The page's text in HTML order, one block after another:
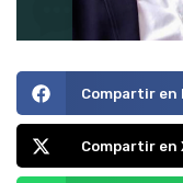
Compartir en
Compartir en